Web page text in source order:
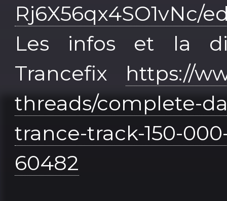
Rj6X56qx4SO1vNc/
Les infos et la
Trancefix https://
threads/complete-
trance-track-150-
60482